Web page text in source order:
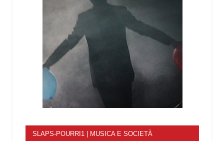
SLAPS-POURRI1 | MUSICA E SOCIETÀ